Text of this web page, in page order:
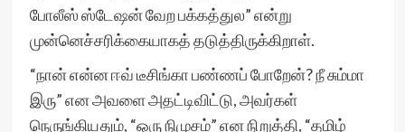
போலீஸ் ஸ்டேஷன் வேற பக்கத்துல” என்று
முன்னெச்சரிக்கையாகத் தடுத்திருக்கிறாள்.
“நான் என்ன ஈவ் டீசிங்கா பண்ணப் போறேன்? நீ சும்மா
இரு” என அவளை அதட்டிவிட்டு, அவர்கள்
நெருங்கியதும், “ஒரு நிமுசம்” என நிறுத்தி, “தமிழ்